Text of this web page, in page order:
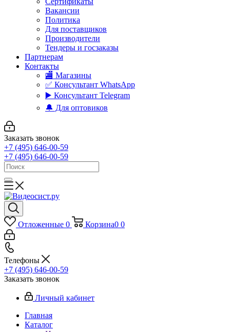
Вакансии
Политика
Для поставщиков
Производители
Тендеры и госзаказы
Партнерам
Контакты
🏬 Магазины
✅️ Консультант WhatsApp
▶️ Консультант Telegram
🔔 Для оптовиков
Заказать звонок
+7 (495) 646-00-59
+7 (495) 646-00-59
Отложенные 0 Корзина0 0
Телефоны
+7 (495) 646-00-59
Заказать звонок
Личный кабинет
Главная
Каталог